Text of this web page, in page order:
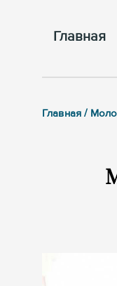
Главная
Главная /